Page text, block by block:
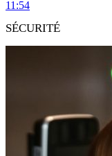
11:54
SÉCURITÉ